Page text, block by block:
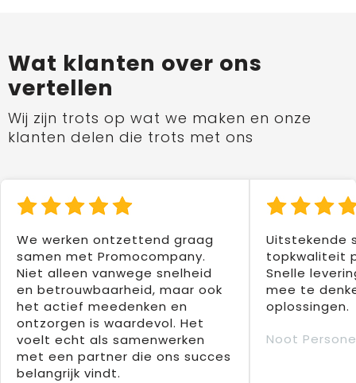
Wat klanten over ons
vertellen
Wij zijn trots op wat we maken en onze
klanten delen die trots met ons
We werken ontzettend graag
samen met Promocompany.
Niet alleen vanwege snelheid
en betrouwbaarheid, maar ook
het actief meedenken en
ontzorgen is waardevol. Het
voelt echt als samenwerken
met een partner die ons succes
belangrijk vindt.
Uitstekende
topkwaliteit
Snelle
mee te
oplossingen.
Noot